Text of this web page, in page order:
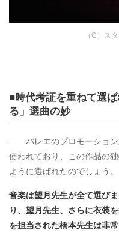
（C）ス
■時代考証を重ねて選
る」選曲の妙
――バレエのプロモーション
使われており、この作品の
ように選ばれたのでしょう。
音楽は望月先生が全て選び
り、望月先生、さらに衣装
を担当された橋本先生は非